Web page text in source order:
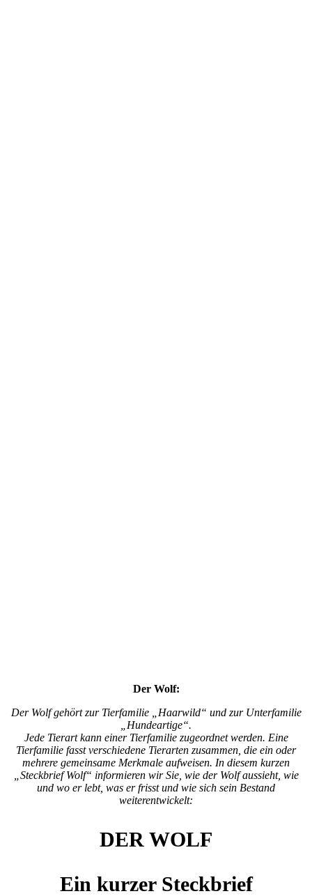
Der Wolf:
Der Wolf gehört zur Tierfamilie „Haarwild“ und zur Unterfamilie
„Hundeartige“.
Jede Tierart kann einer Tierfamilie zugeordnet werden. Eine
Tierfamilie fasst verschiedene Tierarten zusammen, die ein oder
mehrere gemeinsame Merkmale aufweisen. In diesem kurzen
„Steckbrief Wolf“ informieren wir Sie, wie der Wolf aussieht, wie
und wo er lebt, was er frisst und wie sich sein Bestand
weiterentwickelt:
DER WOLF
Ein kurzer Steckbrief